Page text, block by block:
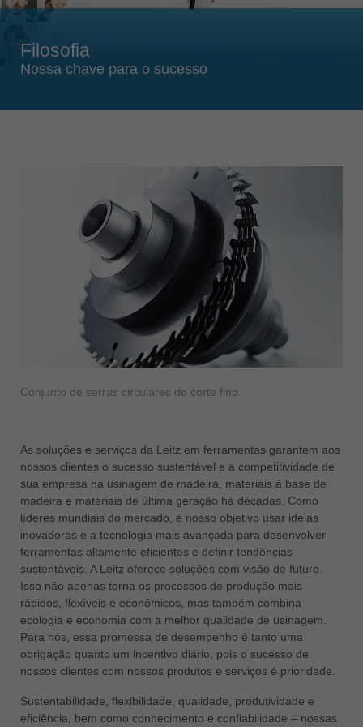
Singapore
slovenski
türkçe
USA
english
Việt Nam
tiếng việt
中国
中文
ประเทศไทย
yкраїнська
Filosofia
Nossa chave para o sucesso
Conjunto de serras circulares de corte fino
As soluções e serviços da Leitz em ferramentas garantem aos
nossos clientes o sucesso sustentável e a competitividade de
sua empresa na usinagem de madeira, materiais à base de
madeira e materiais de última geração há décadas. Como
líderes mundiais do mercado, é nosso objetivo usar ideias
inovadoras e a tecnologia mais avançada para desenvolver
ferramentas altamente eficientes e definir tendências
sustentáveis. A Leitz oferece soluções com visão de futuro.
Isso não apenas torna os processos de produção mais
rápidos, flexíveis e econômicos, mas também combina
ecologia e economia com a melhor qualidade de usinagem.
Para nós, essa promessa de desempenho é tanto uma
obrigação quanto um incentivo diário, pois o sucesso de
nossos clientes com nossos produtos e serviços é prioridade.
Sustentabilidade, flexibilidade, qualidade, produtividade e
eficiência, bem como conhecimento e confiabilidade – nossas